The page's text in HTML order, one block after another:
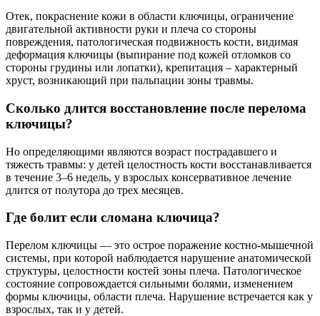
Отек, покраснение кожи в области ключицы, ограничение
двигательной активности руки и плеча со стороны
повреждения, патологическая подвижность кости, видимая
деформация ключицы (выпирание под кожей отломков со
стороны грудины или лопатки), крепитация – характерный
хруст, возникающий при пальпации зоны травмы.
Сколько длится восстановление после перелома
ключицы?
Но определяющими являются возраст пострадавшего и
тяжесть травмы: у детей целостность кости восстанавливается
в течение 3–6 недель, у взрослых консервативное лечение
длится от полутора до трех месяцев.
Где болит если сломана ключица?
Перелом ключицы — это острое поражение костно-мышечной
системы, при которой наблюдается нарушение анатомической
структуры, целостности костей зоны плеча. Патологическое
состояние сопровождается сильными болями, изменением
формы ключицы, области плеча. Нарушение встречается как у
взрослых, так и у детей.